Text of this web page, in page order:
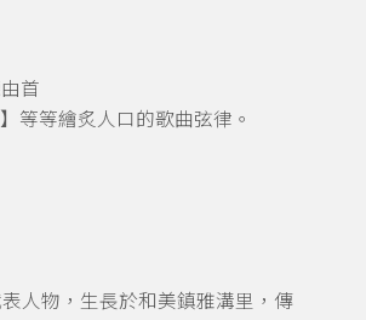
首
等等繪炙人口的歌曲弦律。
人物，生長於和美鎮雅溝里，傳